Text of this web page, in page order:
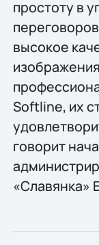
простоту в
высокое
Softline, их
говорит
«Славянка»